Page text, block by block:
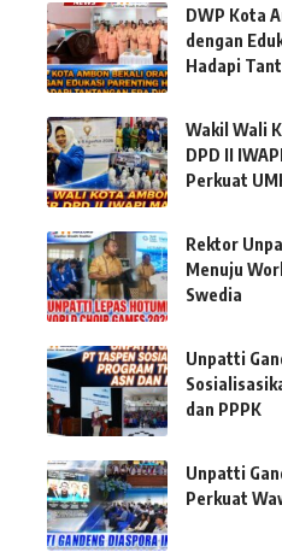
DWP Kota
dengan
Hadapi
Wakil Wali
DPD II
Perkuat
Rektor
Menuju
Swedia
Unpatti
dan PPPK
Unpatti
Perkuat